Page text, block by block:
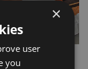
×
user
you